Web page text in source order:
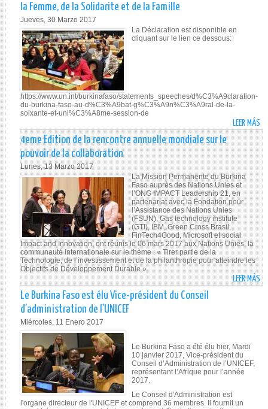
la Femme, de la Solidarite et de la Famille
Jueves, 30 Marzo 2017
La Déclaration est disponible en
cliquant sur le lien ce dessous:
https://www.un.int/burkinafaso/statements_speeches/d%C3%A9claration-
du-burkina-faso-au-d%C3%A9bat-g%C3%A9n%C3%A9ral-de-la-
soixante-et-uni%C3%A8me-session-de
LEER MÁS
DU
AU
DE
LA
ET
4eme Edition de la rencontre annuelle mondiale sur le
pouvoir de la collaboration
Lunes, 13 Marzo 2017
La Mission Permanente du Burkina
Faso auprès des Nations Unies et
l’ONG IMPACT Leadership 21, en
partenariat avec la Fondation pour
l’Assistance des Nations Unies
(FSUN), Gas technology institute
(GTI), IBM, Green Cross Brasil,
FinTech4Good, Microsoft et social
Impact and Innovation, ont réunis le 06 mars 2017 aux Nations Unies, la
communauté internationale sur le thème : « Tirer partie de la
Technologie, de l’investissement et de la philanthropie pour atteindre les
Objectifs de Développement Durable ».
LEER MÁS
Le Burkina Faso est élu Vice-président du Conseil
d’administration de l’UNICEF
Miércoles, 11 Enero 2017
Le Burkina Faso a été élu hier, Mardi
10 janvier 2017, Vice-président du
Conseil d’Administration de l’UNICEF,
représentant l’Afrique pour l’année
2017.
Le Conseil d'Administration est
l'organe directeur de l'UNICEF et comprend 36 membres. Il fournit un